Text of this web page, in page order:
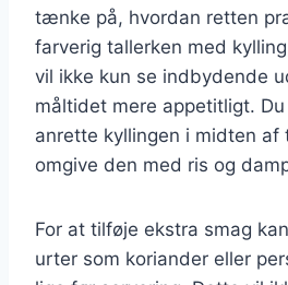
tænke på, hvordan retten
farverig tallerken med
vil ikke kun se indbydende
måltidet mere appetitligt.
anrette kyllingen i midten af
omgive den med ris og
For at tilføje ekstra smag
urter som koriander eller